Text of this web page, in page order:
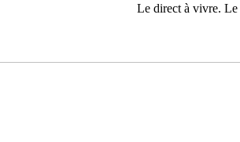
Le direct à vivre. Le